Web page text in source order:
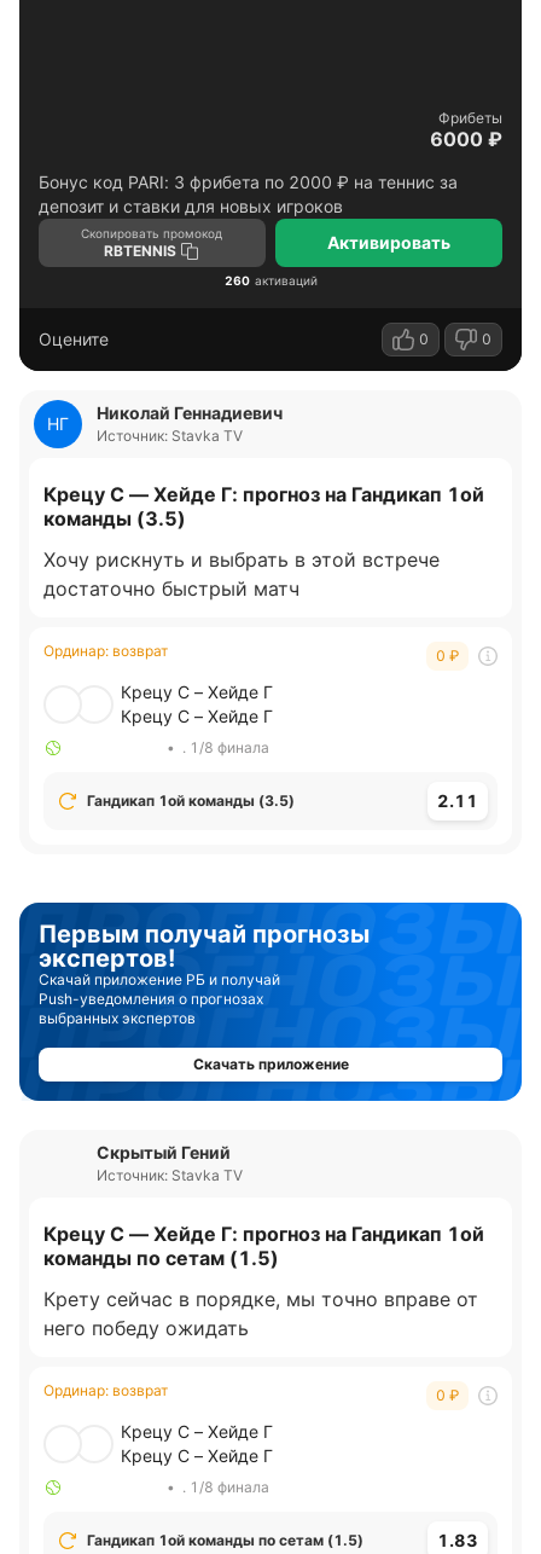
Фрибеты
6000 ₽
Бонус код PARI: 3 фрибета по 2000 ₽ на теннис за
депозит и ставки для новых игроков
Скопировать промокод
RBTENNIS Активировать
260 активаций
Оцените 0 0
НГ
Николай Геннадиевич
Источник: Stavka TV
Крецу С — Хейде Г: прогноз на Гандикап 1ой
команды (3.5)
Хочу рискнуть и выбрать в этой встрече
достаточно быстрый матч
Ординар: возврат 0 ₽
Крецу С – Хейде Г
Крецу С – Хейде Г
• . 1/8 финала
Гандикап 1ой команды (3.5) 2.11
Первым получай прогнозы
экспертов!
Скачай приложение РБ и получай
Push-уведомления о прогнозах
выбранных экспертов
Скачать приложение
Скрытый Гений
Источник: Stavka TV
Крецу С — Хейде Г: прогноз на Гандикап 1ой
команды по сетам (1.5)
Крету сейчас в порядке, мы точно вправе от
него победу ожидать
Ординар: возврат 0 ₽
Крецу С – Хейде Г
Крецу С – Хейде Г
• . 1/8 финала
Гандикап 1ой команды по сетам (1.5) 1.83